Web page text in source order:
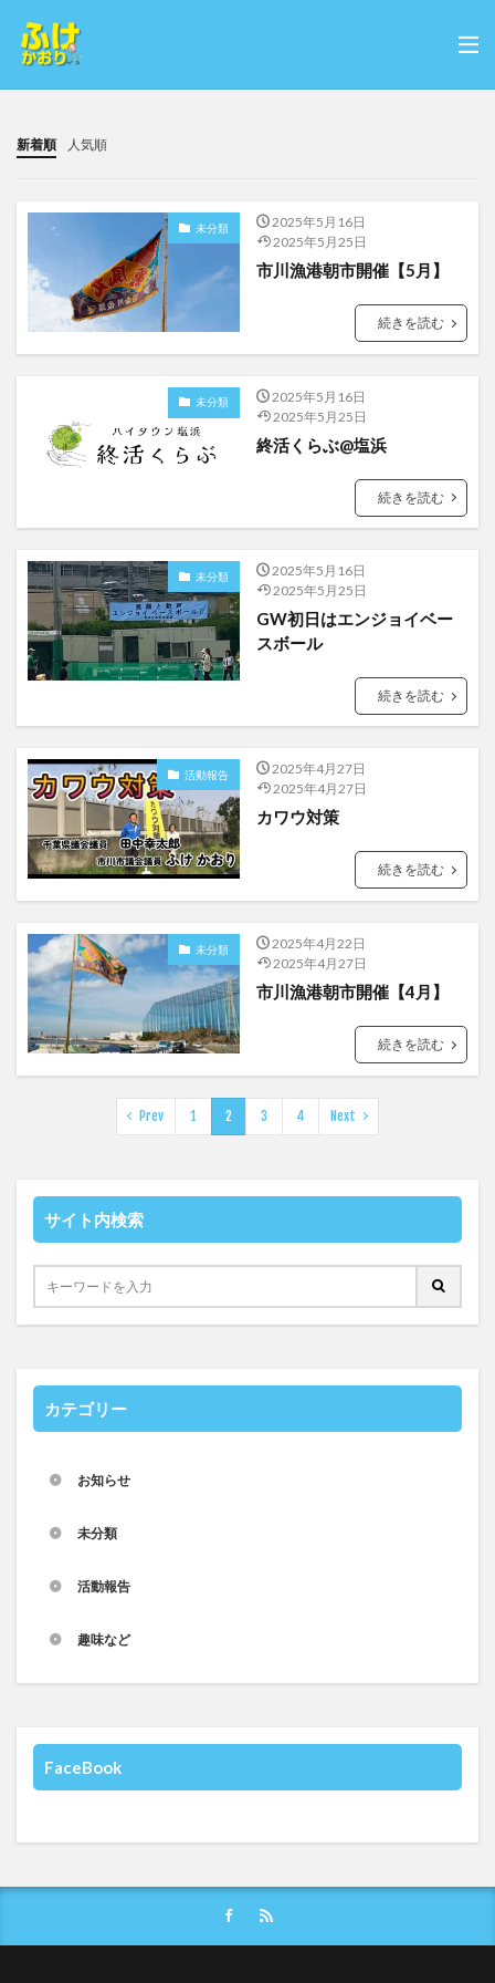
新着順 人気順
未分類
2025年5月16日
2025年5月25日
市川漁港朝市開催【5月】
続きを読む
未分類
2025年5月16日
2025年5月25日
終活くらぶ@塩浜
続きを読む
未分類
2025年5月16日
2025年5月25日
GW初日はエンジョイベー
スボール
続きを読む
活動報告
2025年4月27日
2025年4月27日
カワウ対策
続きを読む
未分類
2025年4月22日
2025年4月27日
市川漁港朝市開催【4月】
続きを読む
Prev 1 2 3 4 Next
サイト内検索
カテゴリー
お知らせ
未分類
活動報告
趣味など
FaceBook